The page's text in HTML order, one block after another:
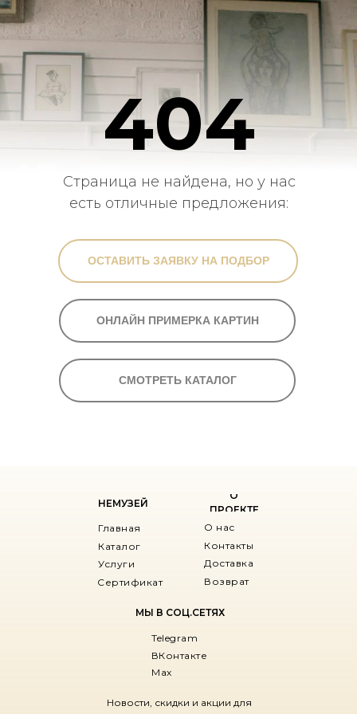
404
Страница не найдена, но у нас
есть отличные предложения:
СМОТРЕТЬ КАТАЛОГ
ОНЛАЙН ПРИМЕРКА КАРТИН
ОСТАВИТЬ ЗАЯВКУ НА ПОДБОР
Новости, скидки и акции для
Главная
Услуги Доставка
О нас
Контакты
Каталог
Возврат
НЕМУЗЕЙ
О
ПРОЕКТЕ
Сертификат
МЫ В СОЦ.СЕТЯХ
Telegram
ВКонтакте
Max